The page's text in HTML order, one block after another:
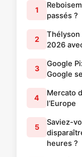
1
passés ?
2
Thélyson
2026
3
Google
Google
4
Mercato
l’Europe
5
Saviez-
heures ?